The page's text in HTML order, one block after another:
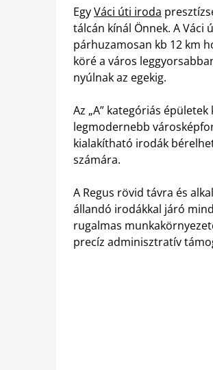
EgyVáci úti iroda
tálcán kínál Önnek. A Váci
párhuzamosan kb 12 km
köré a város
nyúlnak az egekig.
Az „A” kategóriás
legmodernebb
kialakítható irodák
számára.
A Regus rövid távra és
állandó irodákkal járó
rugalmas
precíz adminisztratív